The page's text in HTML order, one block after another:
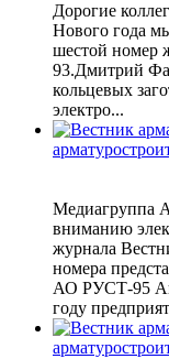
Дорогие
Нового года
шестой номер
93.Дмитрий
кольцевых
электро...
Медиагруппа
вниманию
журнала
номера
АО РУСТ-95
году